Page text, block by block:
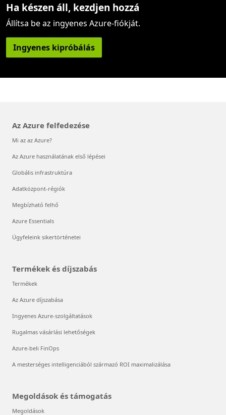
Ha készen áll, kezdjen hozzá
Állítsa be az ingyenes Azure-fiókját.
Ingyenes kipróbálás
Az Azure felfedezése
Mi az az Azure?
Az Azure használatának első lépései
Globális infrastruktúra
Adatközpont-régiók
Megbízható felhő
Azure Essentials
Ügyfeleink sikertörténetei
Termékek és díjszabás
Termékek
Az Azure díjszabása
Ingyenes Azure-szolgáltatások
Rugalmas vásárlási lehetőségek
Azure-beli FinOps
A mesterséges intelligenciából származó ROI maximalizálása
Megoldások és támogatás
Megoldások